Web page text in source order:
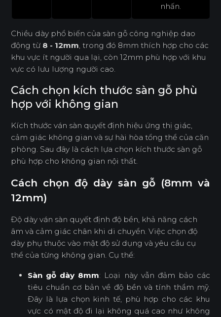
nhấn.
Chiều dày phổ biến của sàn gỗ công nghiệp dao
động từ 8 - 12mm, trong đó 8mm thích hợp cho các
khu vực ít người qua lại, còn 12mm phù hợp với khu
vực có lưu lượng người cao.
Cách chọn kích thước sàn gỗ phù
hợp với không gian
Kích thước ván sàn quyết định hiệu ứng thị giác,
cảm giác không gian và sự hài hòa tổng thể của căn
phòng. Sau đây là cách lựa chọn kích thước sàn gỗ
phù hợp cho không gian nội thất.
Cách chọn độ dày sàn gỗ (8mm và
12mm)
Độ dày ván sàn quyết định độ bền, khả năng cách
âm và cảm giác chân khi di chuyển. Việc chọn độ
dày phụ thuộc vào mật độ sử dụng và yêu cầu cụ
thể của từng không gian. Cụ thể:
Sàn gỗ dày 8mm: Loại này vẫn đảm bảo các
tiêu chuẩn cơ bản về độ bền và tính thẩm mỹ.
Đây là lựa chọn kinh tế, phù hợp cho các khu
vực có mật độ đi lại không quá cao như không